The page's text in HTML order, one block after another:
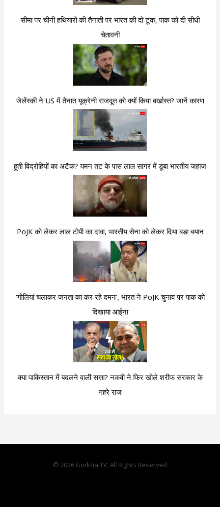
सीमा पर चीनी हथियारों की तैनाती पर भारत की दो टूक, पाक को दी सीधी
चेतावनी
जेलेंस्की ने US में तैनात यूक्रेनी राजदूत को क्यों किया बर्खास्त? जानें कारण
हूती विद्रोहियों का अटैक? यमन तट के पास लाल सागर में डूबा भारतीय जहाज
PoJK को लेकर लाल टोपी का दावा, भारतीय सेना को लेकर दिया बड़ा बयान
‘गोलियां चलाकर जनता का कर रहे दमन’, भारत ने PoJK चुनाव पर पाक को
दिखाया आईना
क्या पाकिस्तान में बदलने वाली सत्ता? नकवी ने फिर खोले शरीफ सरकार के
गहरे राज
© 2026 Gorkha TV, All Rights Reserved